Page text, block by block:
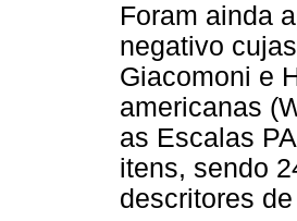
Foram ainda
negativo
Giacomoni e
americanas
as Escalas
itens, sendo
descritores